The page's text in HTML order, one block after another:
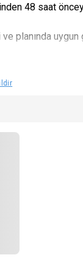
48 saat
planında uygun